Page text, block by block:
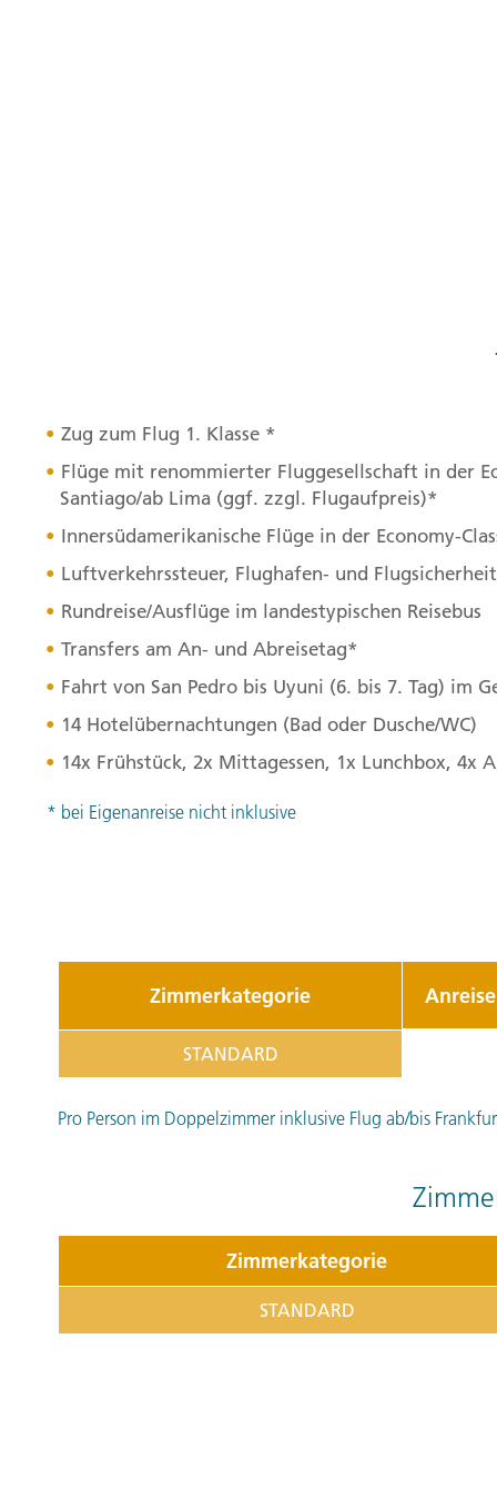
Zug zum Flug 1. Klasse *
Flüge mit renommierter Fluggesellschaft in der
Santiago/ab Lima (ggf. zzgl. Flugaufpreis)*
Innersüdamerikanische Flüge in der Economy-
Luftverkehrssteuer, Flughafen- und
Rundreise/Ausflüge im landestypischen Reisebus
Transfers am An- und Abreisetag*
Fahrt von San Pedro bis Uyuni (6. bis 7. Tag) im
14 Hotelübernachtungen (Bad oder Dusche/WC)
14x Frühstück, 2x Mittagessen, 1x Lunchbox, 4x
* bei Eigenanreise nicht inklusive
Zimmerkategorie
STANDARD
Pro Person im Doppelzimmer inklusive Flug ab/bis
Zimmerkategorie
STANDARD